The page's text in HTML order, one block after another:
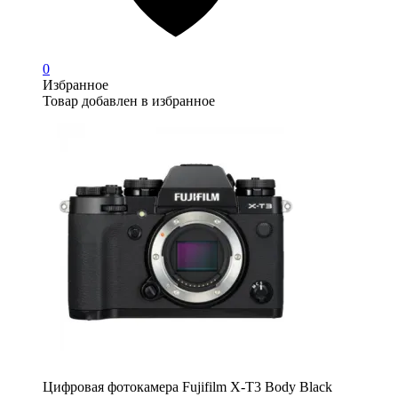
0
Избранное
Товар добавлен в избранное
Цифровая фотокамера Fujifilm X-T3 Body Black